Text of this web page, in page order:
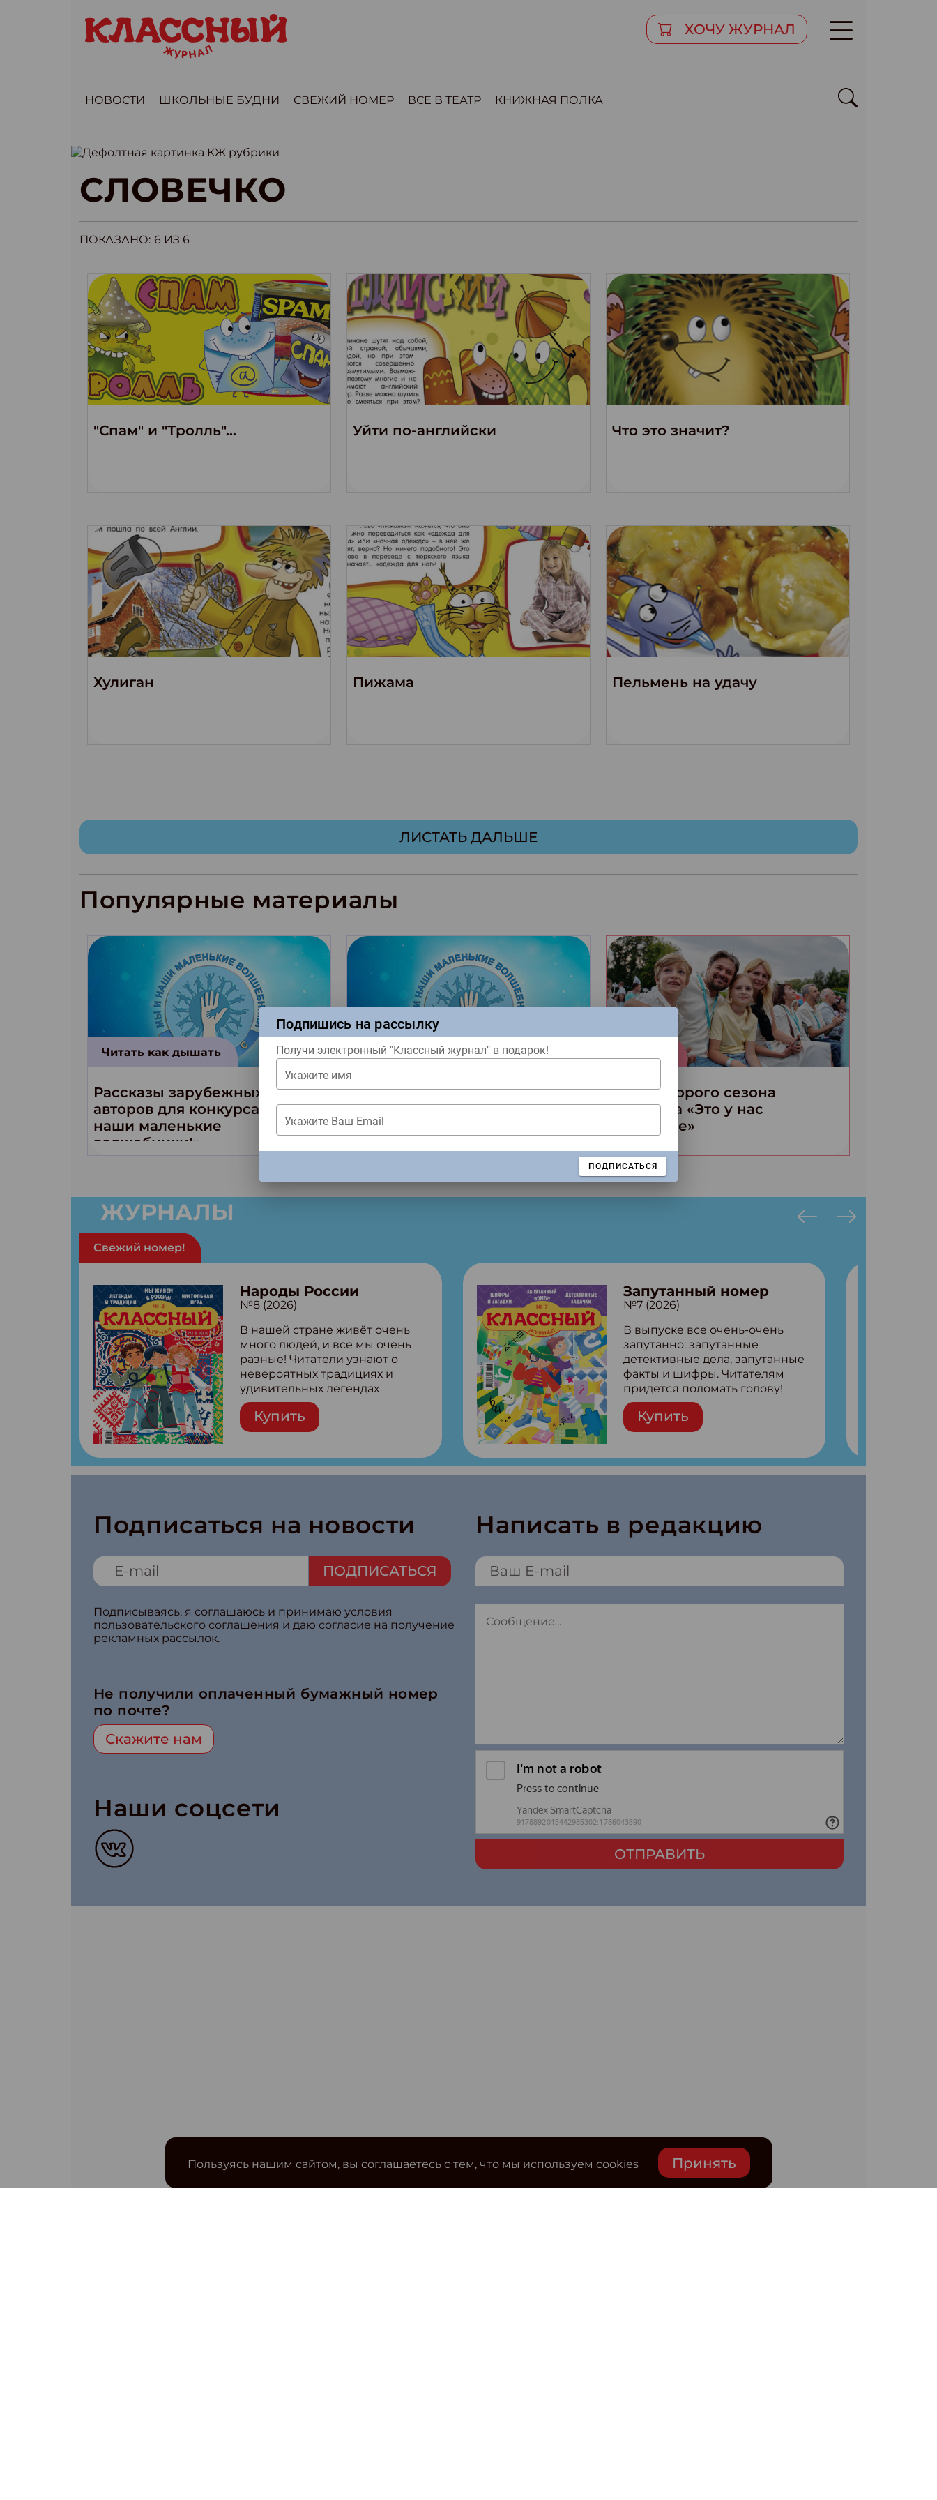
ХОЧУ ЖУРНАЛ
НОВОСТИ ШКОЛЬНЫЕ БУДНИ СВЕЖИЙ НОМЕР ВСЕ В ТЕАТР КНИЖНАЯ ПОЛКА
СЛОВЕЧКО
ПОКАЗАНО: 6ИЗ 6
"Спам" и "Тролль"... Уйти по-английски Что это значит?
Хулиган Пижама Пельмень на удачу
ЛИСТАТЬ ДАЛЬШЕ
Популярные материалы
Читать как дышать
Рассказы зарубежных
авторов для конкурса «Мы и
наши маленькие
волшебники!»
Читать как дышать
Четыре весёлых рассказа от
двух серьёзных писателей из
Москвы
Итоги второго сезона
конкурса «Это у нас
семейное»
ЖУРНАЛЫ
Свежий номер!
Народы России
№8 (2026)
В нашей стране живёт очень
много людей, и все мы очень
разные! Читатели узнают о
невероятных традициях и
удивительных легендах
народов России! Внутри:
Легенды татар, башкир и
бурятов Настольная игра
странные слова Традиционные
рецепты народов России
Купить
Запутанный номер
№7 (2026)
В выпуске все очень-очень
запутанно: запутанные
детективные дела, запутанные
факты и шифры. Читателям
придется поломать голову!
Внутри: Шифры и
расшифровки Плетем
запутанные поделки
Ищем коды 3 комикса
Купить
Подписаться на новости
ПОДПИСАТЬСЯ
Подписываясь, я соглашаюсь и принимаю условия
пользовательского соглашения и даю согласие на получение
рекламных рассылок.
Не получили оплаченный бумажный номер
по почте?
Скажите нам
Наши соцсети
Написать в редакцию
ОТПРАВИТЬ
Пользуясь нашим сайтом, вы соглашаетесь с тем, что мы используем cookies Принять
Подпишись на рассылку
Получи электронный "Классный журнал" в подарок!
Укажите имя
Укажите Ваш Email
ПОДПИСАТЬСЯ